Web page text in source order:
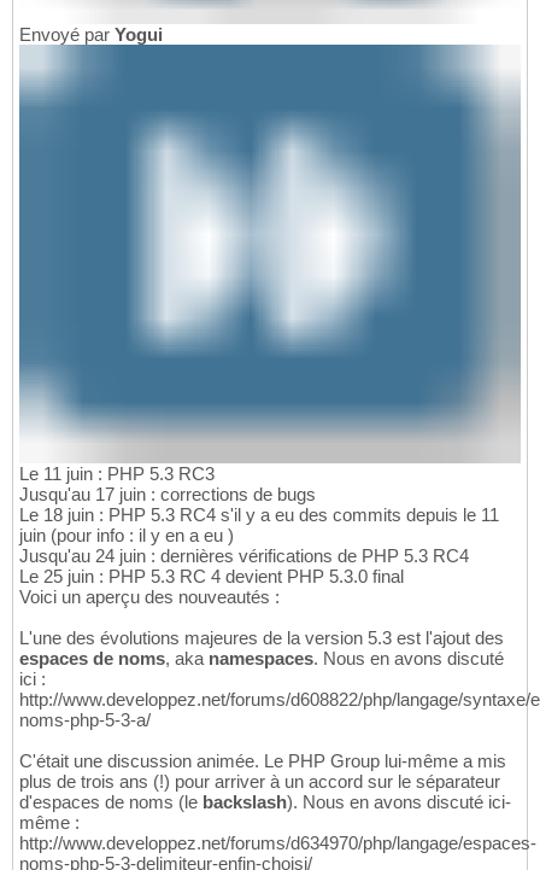
Envoyé par Yogui
Le 11 juin : PHP 5.3 RC3
Jusqu'au 17 juin : corrections de bugs
Le 18 juin : PHP 5.3 RC4 s'il y a eu des commits depuis le 11
juin (pour info : il y en a eu )
Jusqu'au 24 juin : dernières vérifications de PHP 5.3 RC4
Le 25 juin : PHP 5.3 RC 4 devient PHP 5.3.0 final
Voici un aperçu des nouveautés :
L'une des évolutions majeures de la version 5.3 est l'ajout des
espaces de noms, aka namespaces. Nous en avons discuté
ici :
http://www.developpez.net/forums/d608822/php/langage/syntaxe/
noms-php-5-3-a/
C'était une discussion animée. Le PHP Group lui-même a mis
plus de trois ans (!) pour arriver à un accord sur le séparateur
d'espaces de noms (le backslash). Nous en avons discuté ici-
même :
http://www.developpez.net/forums/d634970/php/langage/espaces-
noms-php-5-3-delimiteur-enfin-choisi/